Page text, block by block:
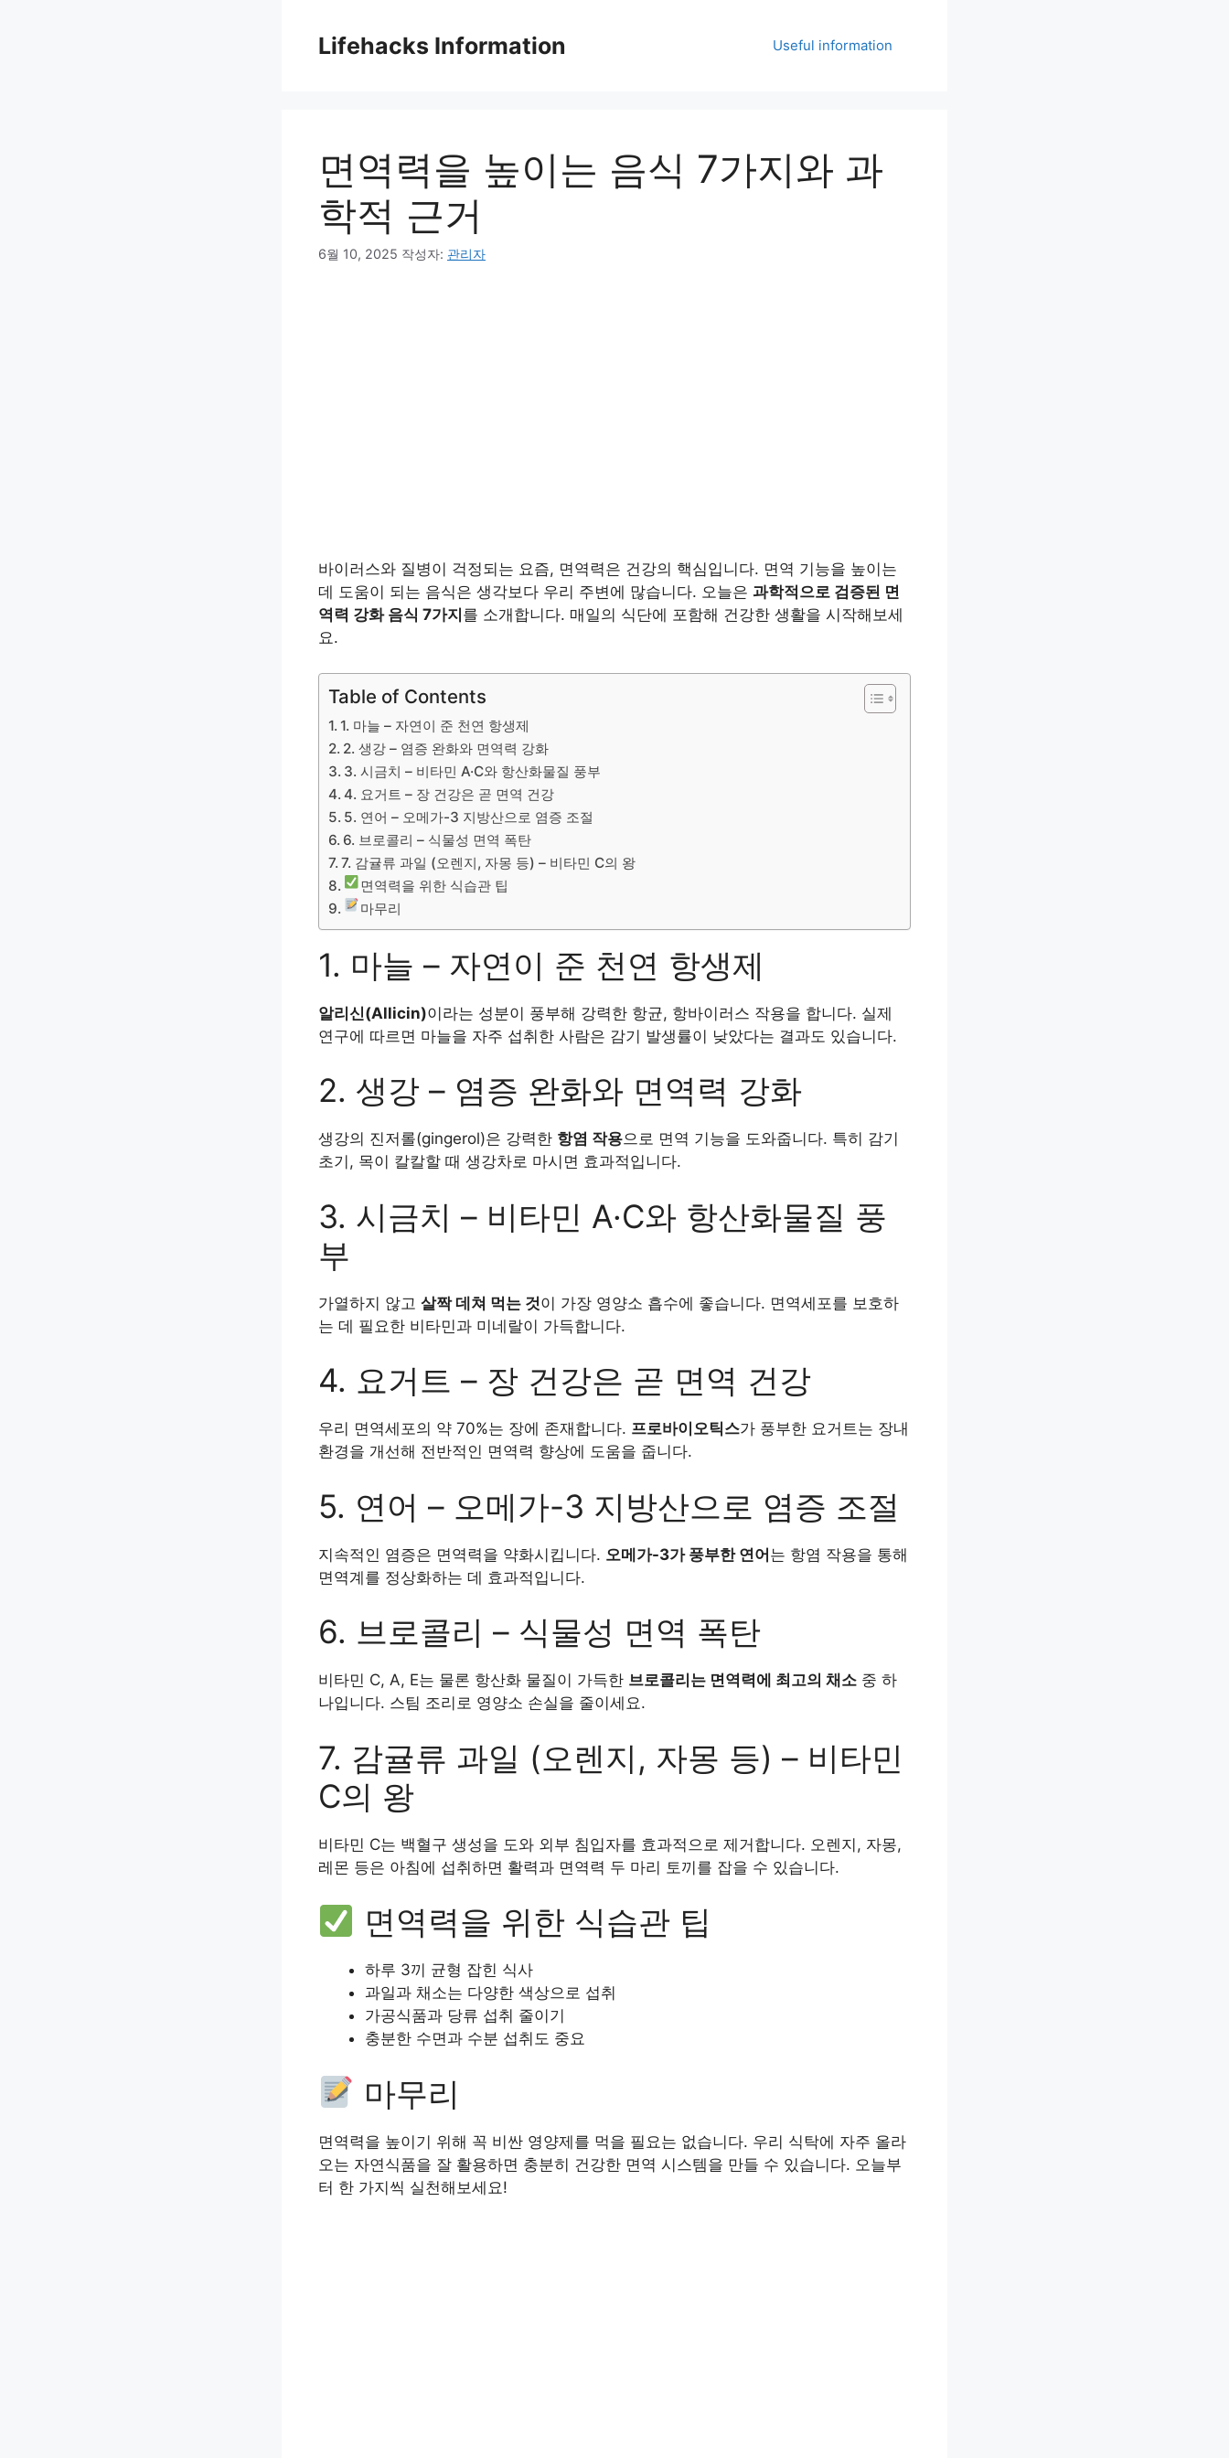
Lifehacks Information Useful information
면역력을 높이는 음식 7가지와 과
학적 근거
6월 10, 2025 작성자: 관리자
바이러스와 질병이 걱정되는 요즘, 면역력은 건강의 핵심입니다. 면역 기능을 높이는
데 도움이 되는 음식은 생각보다 우리 주변에 많습니다. 오늘은 과학적으로 검증된 면
역력 강화 음식 7가지 를 소개합니다. 매일의 식단에 포함해 건강한 생활을 시작해보세
요.
Table of Contents
1. 마늘 – 자연이 준 천연 항생제
2. 생강 – 염증 완화와 면역력 강화
3. 시금치 – 비타민 A·C와 항산화물질 풍부
4. 요거트 – 장 건강은 곧 면역 건강
5. 연어 – 오메가-3 지방산으로 염증 조절
6. 브로콜리 – 식물성 면역 폭탄
7. 감귤류 과일 (오렌지, 자몽 등) – 비타민 C의 왕
면역력을 위한 식습관 팁
마무리
1. 마늘 – 자연이 준 천연 항생제
알리신(Allicin)이라는 성분이 풍부해 강력한 항균, 항바이러스 작용을 합니다. 실제
연구에 따르면 마늘을 자주 섭취한 사람은 감기 발생률이 낮았다는 결과도 있습니다.
2. 생강 – 염증 완화와 면역력 강화
생강의 진저롤(gingerol)은 강력한 항염 작용으로 면역 기능을 도와줍니다. 특히 감기
초기, 목이 칼칼할 때 생강차로 마시면 효과적입니다.
3. 시금치 – 비타민 A·C와 항산화물질 풍
부
가열하지 않고 살짝 데쳐 먹는 것이 가장 영양소 흡수에 좋습니다. 면역세포를 보호하
는 데 필요한 비타민과 미네랄이 가득합니다.
4. 요거트 – 장 건강은 곧 면역 건강
우리 면역세포의 약 70%는 장에 존재합니다. 프로바이오틱스가 풍부한 요거트는 장내
환경을 개선해 전반적인 면역력 향상에 도움을 줍니다.
5. 연어 – 오메가-3 지방산으로 염증 조절
지속적인 염증은 면역력을 약화시킵니다. 오메가-3가 풍부한 연어는 항염 작용을 통해
면역계를 정상화하는 데 효과적입니다.
6. 브로콜리 – 식물성 면역 폭탄
비타민 C, A, E는 물론 항산화 물질이 가득한 브로콜리는 면역력에 최고의 채소 중 하
나입니다. 스팀 조리로 영양소 손실을 줄이세요.
7. 감귤류 과일 (오렌지, 자몽 등) – 비타민
C의 왕
비타민 C는 백혈구 생성을 도와 외부 침입자를 효과적으로 제거합니다. 오렌지, 자몽,
레몬 등은 아침에 섭취하면 활력과 면역력 두 마리 토끼를 잡을 수 있습니다.
면역력을 위한 식습관 팁
하루 3끼 균형 잡힌 식사
과일과 채소는 다양한 색상으로 섭취
가공식품과 당류 섭취 줄이기
충분한 수면과 수분 섭취도 중요
마무리
면역력을 높이기 위해 꼭 비싼 영양제를 먹을 필요는 없습니다. 우리 식탁에 자주 올라
오는 자연식품을 잘 활용하면 충분히 건강한 면역 시스템을 만들 수 있습니다. 오늘부
터 한 가지씩 실천해보세요!